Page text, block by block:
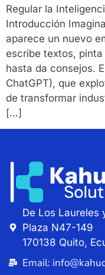
Regular la
Introducción
aparece un nuevo
escribe textos,
hasta da consejos.
ChatGPT), que
de transformar
[…]
De Los Laureles
Plaza N47-149
170138 Quito,
Email: